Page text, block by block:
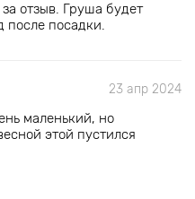
отзыв. Груша будет
после посадки.
23 апр 2024
маленький, но
этой пустился